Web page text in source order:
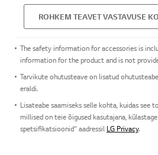
ROHKEM TEAVET VASTAVUSE
The safety information for accessories is
information for the product and is not
Tarvikute ohutusteave on lisatud
eraldi.
Lisateabe saamiseks selle kohta, kuidas see
millised on teie õigused kasutajana,
spetsifikatsioonid“ aadressil LG Privacy.